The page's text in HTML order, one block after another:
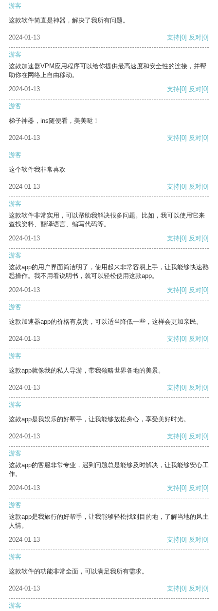
游客
这款软件简直是神器，解决了我所有问题。
2024-01-13 支持[0] 反对[0]
游客
这款加速器VPM应用程序可以给你提供最高速度和安全性的连接，并帮
助你在网络上自由移动。
2024-01-13
支持[0] 反对[0]
游客
梯子神器，ins随便看，美美哒！
2024-01-13 支持[0] 反对[0]
游客
这个软件我非常喜欢
2024-01-13 支持[0] 反对[0]
游客
这款软件非常实用，可以帮助我解决很多问题。比如，我可以使用它来
查找资料、翻译语言、编写代码等。
2024-01-13
支持[0] 反对[0]
游客
这款app的用户界面简洁明了，使用起来非常容易上手，让我能够快速熟
悉操作。我不用看说明书，就可以轻松使用这款app。
2024-01-13
支持[0] 反对[0]
游客
这款加速器app的价格有点贵，可以适当降低一些，这样会更加亲民。
2024-01-13 支持[0] 反对[0]
游客
这款app就像我的私人导游，带我领略世界各地的美景。
2024-01-13 支持[0] 反对[0]
游客
这款app是我娱乐的好帮手，让我能够放松身心，享受美好时光。
2024-01-13 支持[0] 反对[0]
游客
这款app的客服非常专业，遇到问题总是能够及时解决，让我能够安心工
作。
2024-01-13
支持[0] 反对[0]
游客
这款app是我旅行的好帮手，让我能够轻松找到目的地，了解当地的风土
人情。
2024-01-13
支持[0] 反对[0]
游客
这款软件的功能非常全面，可以满足我所有需求。
2024-01-13 支持[0] 反对[0]
游客